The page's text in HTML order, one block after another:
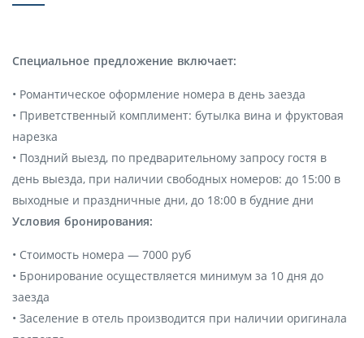
Специальное предложение включает:
• Романтическое оформление номера в день заезда
• Приветственный комплимент: бутылка вина и фруктовая
нарезка
• Поздний выезд, по предварительному запросу гостя в
день выезда, при наличии свободных номеров: до 15:00 в
выходные и праздничные дни, до 18:00 в будние дни
Условия бронирования:
• Стоимость номера — 7000 руб
• Бронирование осуществляется минимум за 10 дня до
заезда
• Заселение в отель производится при наличии оригинала